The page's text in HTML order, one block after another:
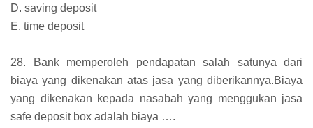
D. saving deposit
E. time deposit
28. Bank memperoleh pendapatan salah satunya dari
biaya yang dikenakan atas jasa yang diberikannya.Biaya
yang dikenakan kepada nasabah yang menggukan jasa
safe deposit box adalah biaya ….